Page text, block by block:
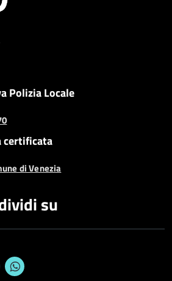
Polizia Locale
certificata
di Venezia
su